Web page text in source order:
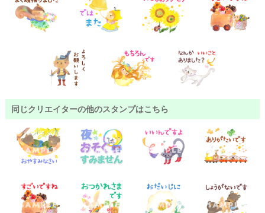
同じクリエイターの他のスタンプはこちら